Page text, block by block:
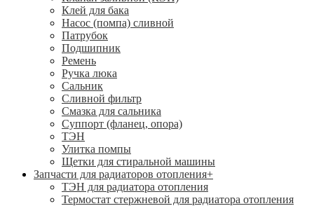
Клей для бака
Насос (помпа) сливной
Патрубок
Подшипник
Ремень
Ручка люка
Сальник
Сливной фильтр
Смазка для сальника
Суппорт (фланец, опора)
ТЭН
Улитка помпы
Щетки для стиральной машины
Запчасти для радиаторов отопления+
ТЭН для радиатора отопления
Термостат стержневой для радиатора отопления